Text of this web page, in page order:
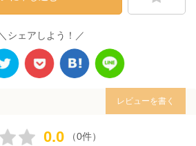
＼シェアしよう！／
レビューを書く
0.0 （0件）